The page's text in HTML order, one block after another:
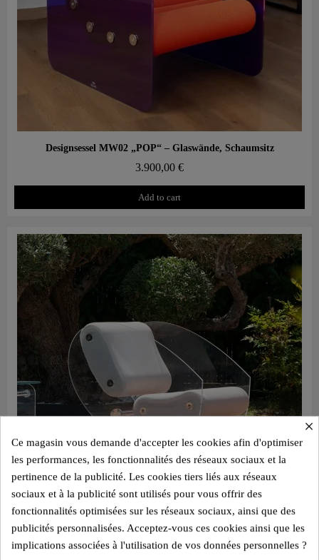
Aperçu rapide
Designsessel MW02 „POP“ – Glaswände, Schaumsitz
3.900,00 €
Add to cart
Aperçu rapide Design Sessel MW07 – Gegossene PMMA Wände, Schaumstoffsitz mit Wabenstruktur
×
Ce magasin vous demande d'accepter les cookies afin d'optimiser
les performances, les fonctionnalités des réseaux sociaux et la
pertinence de la publicité. Les cookies tiers liés aux réseaux
sociaux et à la publicité sont utilisés pour vous offrir des
fonctionnalités optimisées sur les réseaux sociaux, ainsi que des
publicités personnalisées. Acceptez-vous ces cookies ainsi que les
implications associées à l'utilisation de vos données personnelles ?